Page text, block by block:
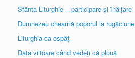
Sfânta Liturghie – participare și înălțare
Dumnezeu cheamă poporul la rugăciune
Liturghia ca ospăț
Data viitoare când vedeți că plouă